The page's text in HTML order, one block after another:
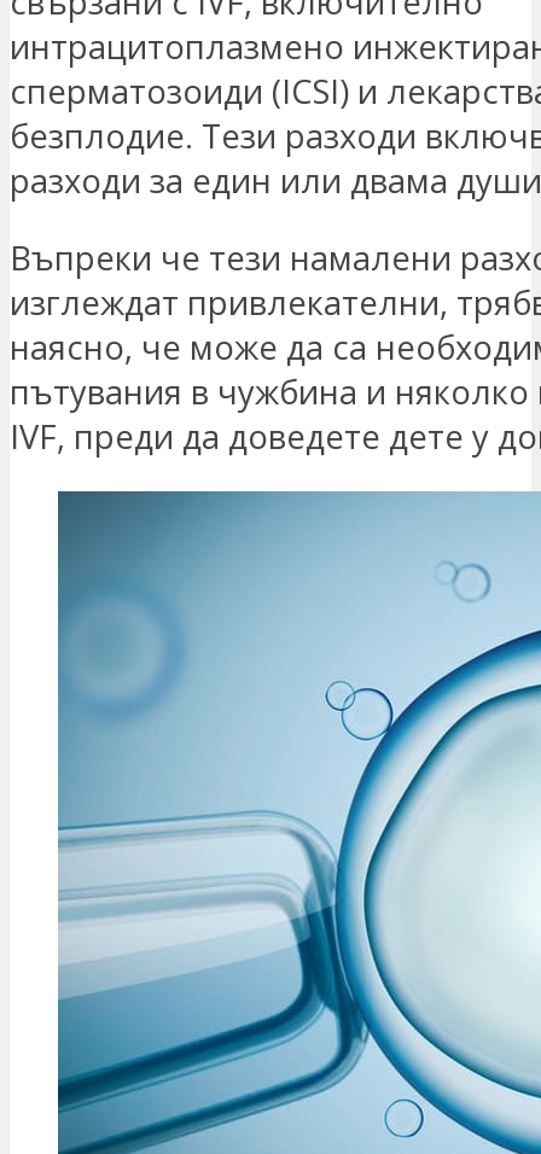
интрацитоплазмено
сперматозоиди (ICSI) и
безплодие. Тези разходи
разходи за един или двама
Въпреки че тези намалени
изглеждат привлекателни,
наясно, че може да са
пътувания в чужбина и
IVF, преди да доведете дете у